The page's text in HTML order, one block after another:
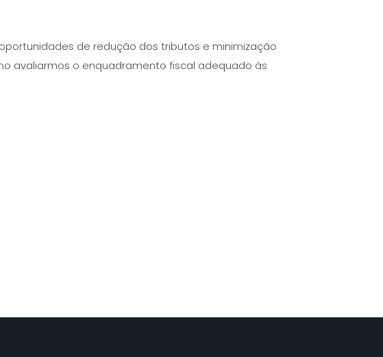
de redução dos tributos e minimização
avaliarmos o enquadramento fiscal adequado às